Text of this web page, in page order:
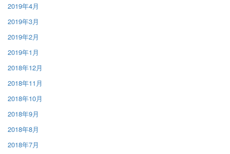
2019年4月
2019年3月
2019年2月
2019年1月
2018年12月
2018年11月
2018年10月
2018年9月
2018年8月
2018年7月